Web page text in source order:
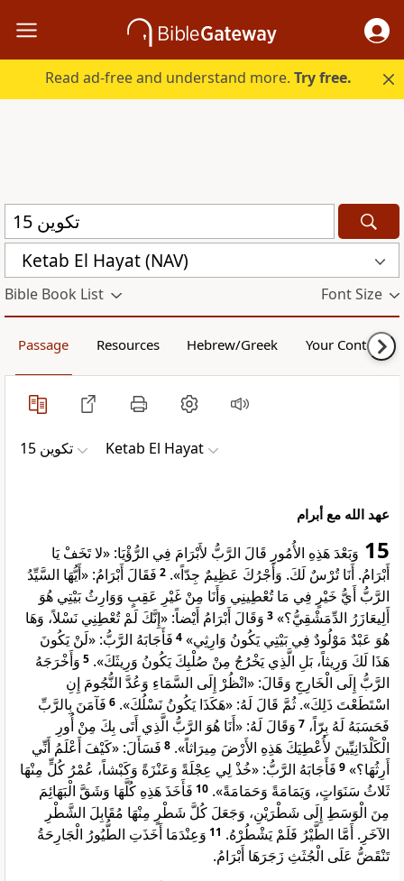
Read ad-free and understand more.Try free.
Ketab El Hayat (NAV)
Bible Book List Font Size
Passage Resources Hebrew/Greek Your Content
ﺗﻜﻮﻳﻦ 15 Ketab El Hayat
عهد الله مع أبرام
15 وَبَعْدَ هَذِهِ الأُمُورِ قَالَ الرَّبُّ لأَبْرَامَ فِي الرُّؤْيَا: «لا تَخَفْ يَا
أَبْرَامُ. أَنَا تُرْسٌ لَكَ. وَأَجْرُكَ عَظِيمٌ جِدّاً». 2 فَقَالَ أَبْرَامُ: «أَيُّهَا السَّيِّدُ
الرَّبُّ أَيُّ خَيْرٍ فِي مَا تُعْطِينِي وَأَنَا مِنْ غَيْرِ عَقِبٍ وَوَارِثُ بَيْتِي هُوَ
أَلِيعَازَرُ الدِّمَشْقِيُّ؟» 3 وَقَالَ أَبْرَامُ أَيْضاً: «إِنَّكَ لَمْ تُعْطِنِي نَسْلاً، وَهَا
هُوَ عَبْدٌ مَوْلُودٌ فِي بَيْتِي يَكُونُ وَارِثِي» 4 فَأَجَابَهُ الرَّبُّ: «لَنْ يَكُونَ
هَذَا لَكَ وَرِيثاً، بَلِ الَّذِي يَخْرُجُ مِنْ صُلْبِكَ يَكُونُ وَرِيثَكَ». 5 وَأَخْرَجَهُ
الرَّبُّ إِلَى الْخَارِجِ وَقَالَ: «انْظُرْ إِلَى السَّمَاءِ وَعُدَّ النُّجُومَ إِنِ
اسْتَطَعْتَ ذَلِكَ». ثُمَّ قَالَ لَهُ: «هَكَذَا يَكُونُ نَسْلُكَ». 6 فَآمَنَ بِالرَّبِّ
فَحَسَبَهُ لَهُ بِرّاً، 7 وَقَالَ لَهُ: «أَنَا هُوَ الرَّبُّ الَّذِي أَتَى بِكَ مِنْ أُورِ
الْكَلْدَانِيِّينَ لأُعْطِيَكَ هَذِهِ الأَرْضَ مِيرَاثاً». 8 فَسَأَلَ: «كَيْفَ أَعْلَمُ أَنِّي
أَرِثُهَا؟» 9 فَأَجَابَهُ الرَّبُّ: «خُذْ لِي عِجْلَةً وَعَنْزَةً وَكَبْشاً، عُمْرُ كُلٍّ مِنْهَا
ثَلاثُ سَنَوَاتٍ، وَيَمَامَةً وَحَمَامَةً». 10 فَأَخَذَ هَذِهِ كُلَّهَا وَشَقَّ الْبَهَائِمَ
مِنَ الْوَسَطِ إِلَى شَطْرَيْنِ، وَجَعَلَ كُلَّ شَطْرٍ مِنْهَا مُقَابِلَ الشَّطْرِ
الآخَرِ. أَمَّا الطَّيْرُ فَلَمْ يَشْطُرْهُ. 11 وَعِنْدَمَا أَخَذَتِ الطُّيُورُ الْجَارِحَةُ
تَنْقَضُّ عَلَى الْجُثَثِ زَجَرَهَا أَبْرَامُ.